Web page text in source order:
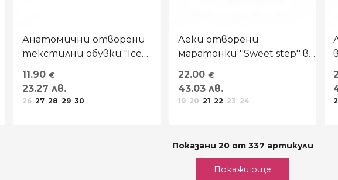
Анатомични отворени
текстилни обувки "Ice
11.90 €
23.27 лв.
26 27 28 29 30
Леки отворени
маратонки ''Sweet step'' в
22.00 €
43.03 лв.
19 20 21 22 23 24
Показани 20 от 337 артикули
Покажи още